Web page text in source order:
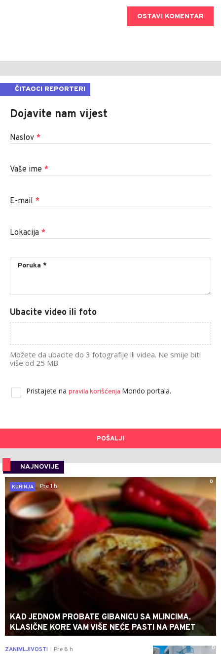
OSTAVI KOMENTAR
ČITAOCI REPORTERI
Dojavite nam vijest
Naslov *
Vaše ime *
E-mail *
Lokacija *
Ubacite video ili foto
Možete da ubacite do 3 fotografije ili videa. Ne smije biti
više od 25 MB.
Pristajete na pravila korišćenja Mondo portala.
POŠALJI
NAJNOVIJE
0
KUHINJA
Pre 1 h
KAD JEDNOM PROBATE GIBANICU SA MLINCIMA,
KLASIČNE KORE VAM VIŠE NEĆE PASTI NA PAMET
0
ZANIMLJIVOSTI Pre 8 h